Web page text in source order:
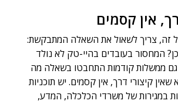
אין קסמים
זה, צריך לשאול את השאלה המתבקשת:
המחסור בעובדים בהיי-טק לא נולד
ממשלות קודמות התחבטו בשאלה מה
קיצורי דרך, אין קסמים. יש תוכניות
במגירות של משרדי הכלכלה, המדע,